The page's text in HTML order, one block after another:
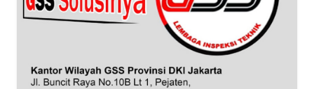
BARAT